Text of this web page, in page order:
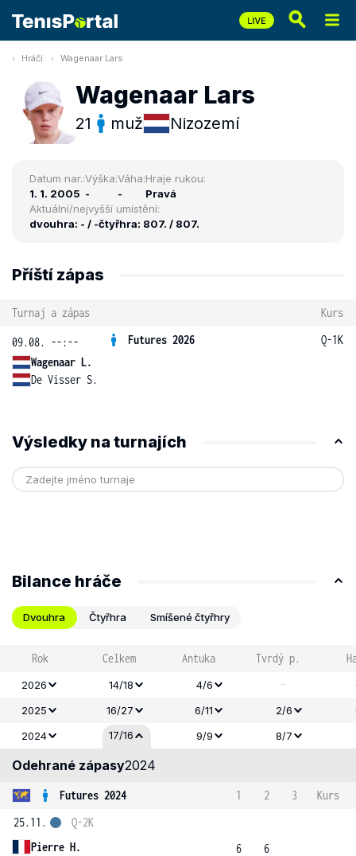
Hráči Wagenaar Lars
Wagenaar Lars
21 muž Nizozemí
Datum nar.:
1. 1. 2005
Výška:
-
Váha:
-
Hraje rukou:
Pravá
Aktuální/nejvyšší umístění:
dvouhra: - / -čtyřhra: 807. / 807.
Příští zápas
Turnaj a zápas Kurs
09.08. --:-- Futures 2026
Q-1K
Wagenaar L.
De Visser S.
Výsledky na turnajích
Bilance hráče
Dvouhra Čtyřhra Smíšené čtyřhry
Rok Celkem Antuka Tvrdý p.
2026 14/18 4/6 -
2025
16/27 6/11 2/6
2024
17/16 9/9 8/7
Odehrané zápasy2024
Futures 2024 1 2 3
Kurs
25.11.
Pierre H.
Q-2K
6
6